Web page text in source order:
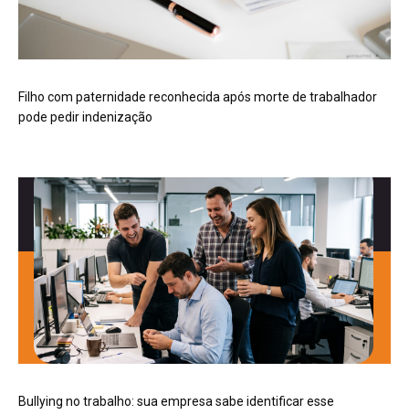
Filho com paternidade reconhecida após morte de trabalhador
pode pedir indenização
Bullying no trabalho: sua empresa sabe identificar esse